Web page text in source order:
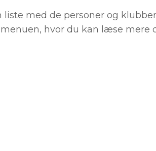
liste med de personer og
hvor du kan læse mere